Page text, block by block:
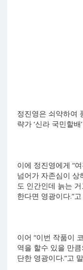
정진영은 쇠약하여
략가 ‘신라 국민할
이에 정진영에게 “
넘어가 자존심이 상
도 인간인데 늙는
한다면 영광이다.”
이어 “이번 작품이
역을 할수 있을 만
단한 영광이다.”고